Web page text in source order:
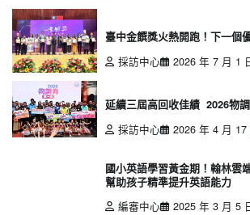
臺中金饌獎火熱開跑！下一個
採訪中心
2026 年 7 月 1
延續三屆高回收佳績 2026物
採訪中心
2026 年 4 月 17
國小英語學習黃金期！翰林雲
幫助孩子精準提升英語能力
編審中心
2025 年 3 月 5